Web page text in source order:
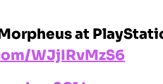
at
WJjIRvMzS6